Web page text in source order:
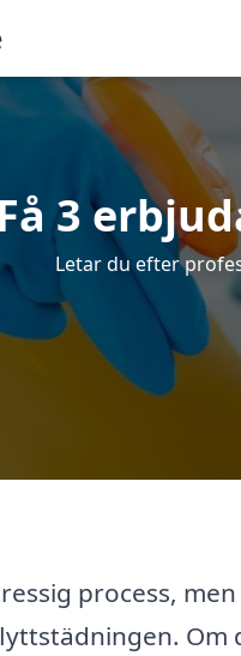
Få 3
Letar du efter
process, men
Om